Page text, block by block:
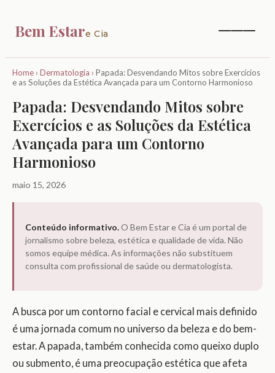
Bem Estare Cia
Home › Dermatologia › Papada: Desvendando Mitos sobre Exercícios
e as Soluções da Estética Avançada para um Contorno Harmonioso
Papada: Desvendando Mitos sobre
Exercícios e as Soluções da Estética
Avançada para um Contorno
Harmonioso
maio 15, 2026
Conteúdo informativo.O Bem Estar e Cia é um portal de
jornalismo sobre beleza, estética e qualidade de vida. Não
somos equipe médica. As informações não substituem
consulta com profissional de saúde ou dermatologista.
A busca por um contorno facial e cervical mais definido
é uma jornada comum no universo da beleza e do bem-
estar. A papada, também conhecida como queixo duplo
ou submento, é uma preocupação estética que afeta